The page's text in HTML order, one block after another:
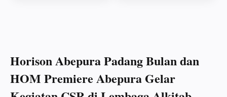
Horison Abepura Padang Bulan dan
HOM Premiere Abepura Gelar